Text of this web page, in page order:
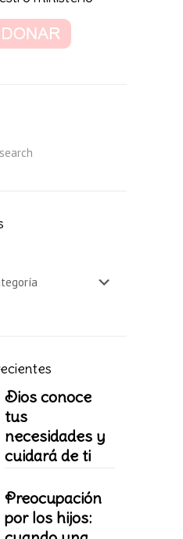
Dios conoce
tus
necesidades y
cuidará de ti
Preocupación
por los hijos: